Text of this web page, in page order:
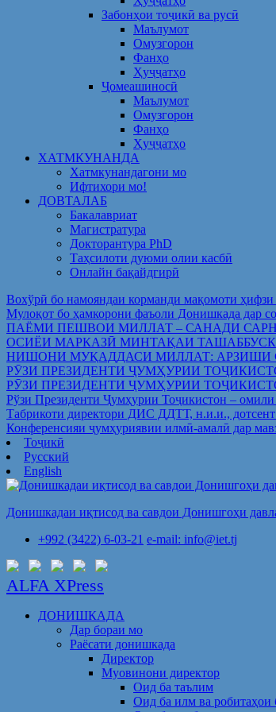
Забонҳои тоҷикӣ ва русӣ
Маълумот
Омузгорон
Фанҳо
Ҳуҷҷатҳо
Ҷомеашиносӣ
Маълумот
Омузгорон
Фанҳо
Ҳуҷҷатҳо
ХАТМКУНАНДА
Хатмкунандагони мо
Ифтихори мо!
ДОВТАЛАБ
Бакалавриат
Магистратура
Докторантура PhD
Таҳсилоти дуюми олии касбӣ
Онлайн бақайдгирӣ
Вохўрӣ бо намояндаи корманди мақомоти
Мулоқот бо ҳамкорони фаъоли Донишкада
ПАЁМИ ПЕШВОИ МИЛЛАТ – САНАДИ
ОСИЁИ МАРКАЗӢ МИНТАҚАИ
НИШОНИ МУҚАДДАСИ МИЛЛАТ: АРЗИШИ
РӮЗИ ПРЕЗИДЕНТИ ҶУМҲУРИИ
РӮЗИ ПРЕЗИДЕНТИ ҶУМҲУРИИ
Рўзи Президенти Ҷумҳурии Тоҷикистон –
Табрикоти директори ДИС ДДТТ, н.и.и.,
Конференсияи ҷумҳуриявии илмӣ-амалӣ дар
Тоҷикӣ
Русский
English
Донишкадаи иқтисод ва савдои Донишгоҳи
+992 (3422) 6-03-21 e-mail: info@iet.tj
ALFA XPress
ДОНИШКАДА
Дар бораи мо
Раёсати донишкада
Директор
Муовинони директор
Оид ба таълим
Оид ба илм ва робитаҳои